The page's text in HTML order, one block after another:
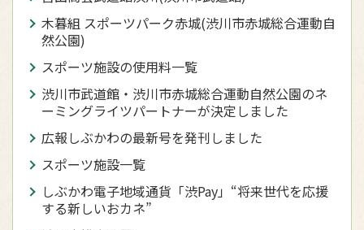
木暮組 スポーツパーク赤城(渋川市赤城総合運動自
然公園)
スポーツ施設の使用料一覧
渋川市武道館・渋川市赤城総合運動自然公園のネ
ーミングライツパートナーが決定しました
広報しぶかわの最新号を発刊しました
スポーツ施設一覧
しぶかわ電子地域通貨「渋Pay」“将来世代を応援
する新しいおカネ”